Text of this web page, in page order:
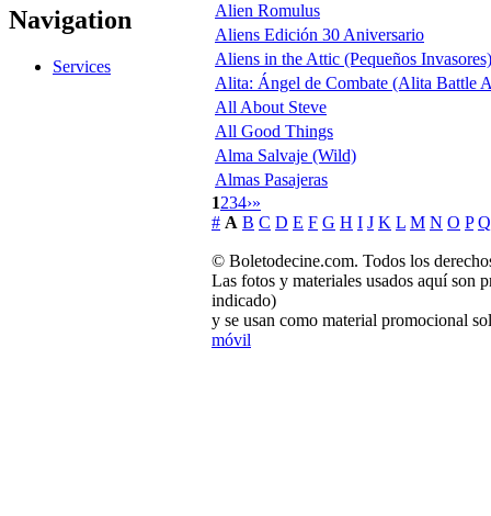
Navigation
Services
Alien Romulus
Aliens Edición 30 Aniversario
Aliens in the Attic (Pequeños Invasores)
Alita: Ángel de Combate (Alita Battle
All About Steve
All Good Things
Alma Salvaje (Wild)
Almas Pasajeras
1234›»
# A B C D E F G H I J K L M N O P Q
© Boletodecine.com. Todos los
Las fotos y materiales usados aquí son
indicado)
y se usan como material promocional
móvil